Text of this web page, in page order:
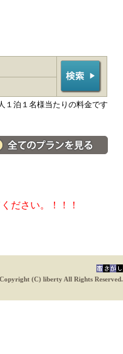
１泊１名様当たりの料金です
料金・宿泊プラン一覧へ
ださい。！！！
Copyright (C) liberty All Rights Reserved.